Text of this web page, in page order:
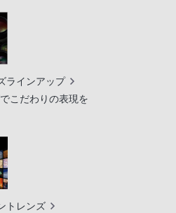
ラインアップ
こだわりの表現を
トレンズ